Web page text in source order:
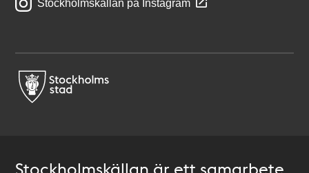
Stockholmskällan på Instagram
Stockholmskällan är ett samarbete